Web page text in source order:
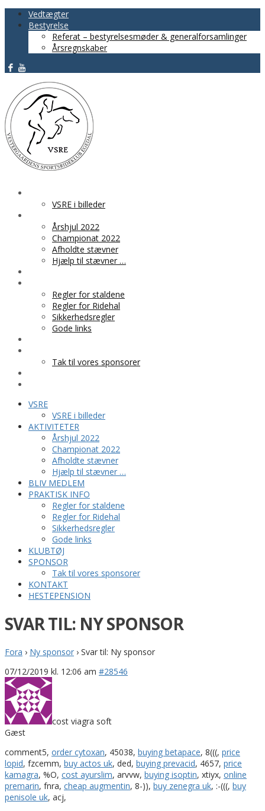
Vedtægter
Bestyrelse
Referat – bestyrelsesmøder & generalforsamlinger
Årsregnskaber
VSRE i billeder
Årshjul 2022
Championat 2022
Afholdte stævner
Hjælp til stævner …
Regler for staldene
Regler for Ridehal
Sikkerhedsregler
Gode links
Tak til vores sponsorer
VSRE
VSRE i billeder
AKTIVITETER
Årshjul 2022
Championat 2022
Afholdte stævner
Hjælp til stævner …
BLIV MEDLEM
PRAKTISK INFO
Regler for staldene
Regler for Ridehal
Sikkerhedsregler
Gode links
KLUBTØJ
SPONSOR
Tak til vores sponsorer
KONTAKT
HESTEPENSION
SVAR TIL: NY SPONSOR
Fora › Ny sponsor › Svar til: Ny sponsor
07/12/2019 kl. 12:06 am #28546
cost viagra soft
Gæst
comment5, order cytoxan, 45038, buying betapace, 8(((, price
lopid, fzcemm, buy actos uk, ded, buying prevacid, 4657, price
kamagra, %O, cost ayurslim, arvvw, buying isoptin, xtiyx, online
premarin, fnra, cheap augmentin, 8-)), buy zenegra uk, :-(((, buy
penisole uk, acj,